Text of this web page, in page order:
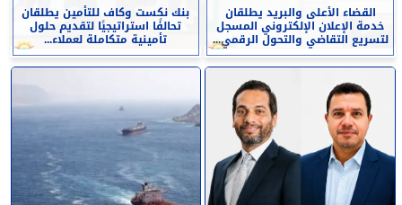
القضاء الأعلى والبريد يطلقان
خدمة الإعلان الإلكتروني المسجل
لتسريع التقاضي والتحول الرقمي...
بنك نكست وكاف للتأمين يطلقان
تحالفًا استراتيجيًا لتقديم حلول
تأمينية متكاملة لعملاء...